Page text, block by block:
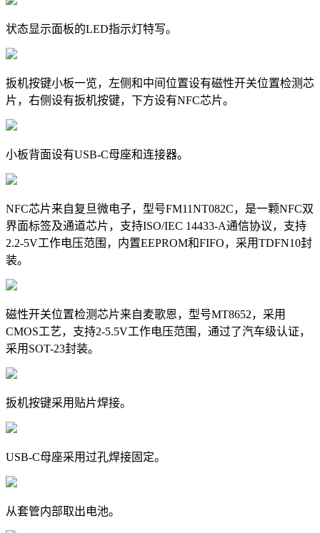
状态显示面板的LED指示灯特写。
扳机按键小板一览，左侧和中间位置设有磁性开关位置检测芯
片，右侧设有扳机按键，下方设有NFC芯片。
小板背面设有USB-C母座和连接器。
NFC芯片来自复旦微电子，型号FM11NT082C，是一颗NFC双
界面标签及通道芯片，支持ISO/IEC 14433-A通信协议，支持
2.2-5V工作电压范围，内置EEPROM和FIFO，采用TDFN10封
装。
磁性开关位置检测芯片来自麦歌恩，型号MT8652，采用
CMOS工艺，支持2-5.5V工作电压范围，通过了汽车级认证，
采用SOT-23封装。
扳机按键采用贴片焊接。
USB-C母座采用过孔焊接固定。
从套管内部取出电池。